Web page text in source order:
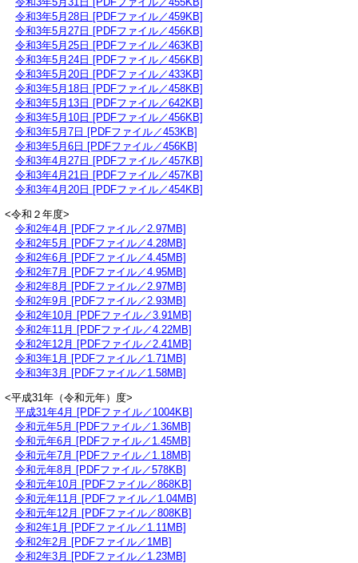
令和3年5月28日 [PDFファイル／459KB]
令和3年5月27日 [PDFファイル／456KB]
令和3年5月25日 [PDFファイル／463KB]
令和3年5月24日 [PDFファイル／456KB]
令和3年5月20日 [PDFファイル／433KB]
令和3年5月18日 [PDFファイル／458KB]
令和3年5月13日 [PDFファイル／642KB]
令和3年5月10日 [PDFファイル／456KB]
令和3年5月7日 [PDFファイル／453KB]
令和3年5月6日 [PDFファイル／456KB]
令和3年4月27日 [PDFファイル／457KB]
令和3年4月21日 [PDFファイル／457KB]
令和3年4月20日 [PDFファイル／454KB]
<令和２年度>
令和2年4月 [PDFファイル／2.97MB]
令和2年5月 [PDFファイル／4.28MB]
令和2年6月 [PDFファイル／4.45MB]
令和2年7月 [PDFファイル／4.95MB]
令和2年8月 [PDFファイル／2.97MB]
令和2年9月 [PDFファイル／2.93MB]
令和2年10月 [PDFファイル／3.91MB]
令和2年11月 [PDFファイル／4.22MB]
令和2年12月 [PDFファイル／2.41MB]
令和3年1月 [PDFファイル／1.71MB]
令和3年3月 [PDFファイル／1.58MB]
<平成31年（令和元年）度>
平成31年4月 [PDFファイル／1004KB]
令和元年5月 [PDFファイル／1.36MB]
令和元年6月 [PDFファイル／1.45MB]
令和元年7月 [PDFファイル／1.18MB]
令和元年8月 [PDFファイル／578KB]
令和元年10月 [PDFファイル／868KB]
令和元年11月 [PDFファイル／1.04MB]
令和元年12月 [PDFファイル／808KB]
令和2年1月 [PDFファイル／1.11MB]
令和2年2月 [PDFファイル／1MB]
令和2年3月 [PDFファイル／1.23MB]